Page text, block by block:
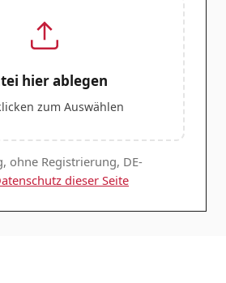
hier ablegen
zum Auswählen
ohne Registrierung, DE-
dieser Seite